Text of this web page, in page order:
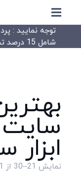
توجه نمایید :
شامل 15 درصد تخفیف خواهد شد.
ابزار
نمایش 21–30 از 31 نتیجه